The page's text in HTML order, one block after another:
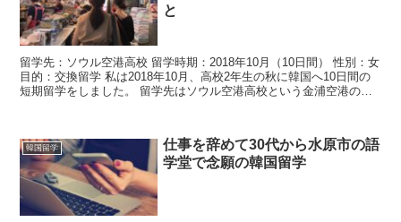
と
留学先：ソウル空港高校 留学時期：2018年10月（10日間） 性別：女
目的：交換留学 私は2018年10月、高校2年生の秋に韓国へ10日間の
短期留学をしました。 留学先はソウル空港高校という金浦空港の近
韓国留学
仕事を辞めて30代から水原市の語
学堂で念願の韓国留学